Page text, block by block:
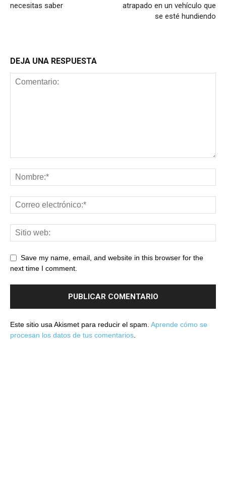
necesitas saber
atrapado en un vehículo que
se esté hundiendo
DEJA UNA RESPUESTA
Save my name, email, and website in this browser for the
next time I comment.
Este sitio usa Akismet para reducir el spam. Aprende cómo se
procesan los datos de tus comentarios.